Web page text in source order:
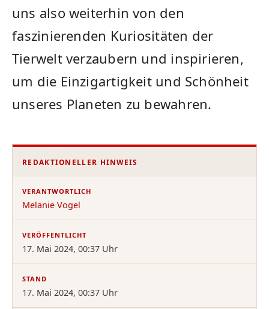
uns ‍also weiterhin von den
⁤faszinierenden ⁤Kuriositäten‌ der
Tierwelt verzaubern und inspirieren,
um die‍ Einzigartigkeit und Schönheit
unseres Planeten zu ‍bewahren.
REDAKTIONELLER HINWEIS
VERANTWORTLICH
Melanie Vogel
VERÖFFENTLICHT
17. Mai 2024, 00:37 Uhr
STAND
17. Mai 2024, 00:37 Uhr